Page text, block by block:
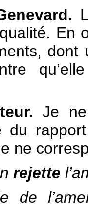
En
dont
Je
du
ne
rejette
de